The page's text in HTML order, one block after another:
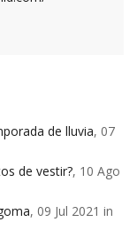
de lluvia, 07
de vestir?, 10 Ago
, 09 Jul 2021 in